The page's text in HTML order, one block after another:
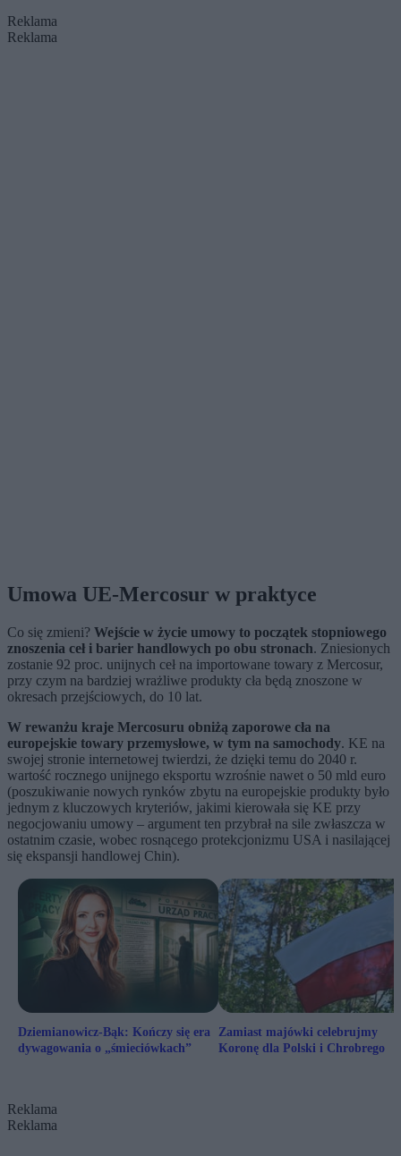
Reklama
Reklama
Umowa UE-Mercosur w praktyce
Co się zmieni? Wejście w życie umowy to początek stopniowego
znoszenia ceł i barier handlowych po obu stronach. Zniesionych
zostanie 92 proc. unijnych ceł na importowane towary z Mercosur,
przy czym na bardziej wrażliwe produkty cła będą znoszone w
okresach przejściowych, do 10 lat.
W rewanżu kraje Mercosuru obniżą zaporowe cła na
europejskie towary przemysłowe, w tym na samochody. KE na
swojej stronie internetowej twierdzi, że dzięki temu do 2040 r.
wartość rocznego unijnego eksportu wzrośnie nawet o 50 mld euro
(poszukiwanie nowych rynków zbytu na europejskie produkty było
jednym z kluczowych kryteriów, jakimi kierowała się KE przy
negocjowaniu umowy – argument ten przybrał na sile zwłaszcza w
ostatnim czasie, wobec rosnącego protekcjonizmu USA i nasilającej
się ekspansji handlowej Chin).
Dziemianowicz-Bąk: Kończy się era
dywagowania o „śmieciówkach”
Zamiast majówki celebrujmy
Koronę dla Polski i Chrobrego
Reklama
Reklama